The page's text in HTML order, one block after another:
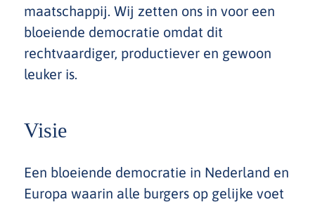
maatschappij. Wij zetten ons in voor een
bloeiende democratie omdat dit
rechtvaardiger, productiever en gewoon
leuker is.
Visie
Een bloeiende democratie in Nederland en
Europa waarin alle burgers op gelijke voet